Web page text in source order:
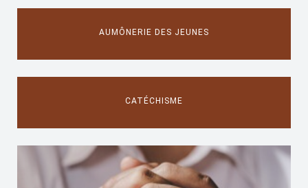
AUMÔNERIE DES JEUNES
CATÉCHISME